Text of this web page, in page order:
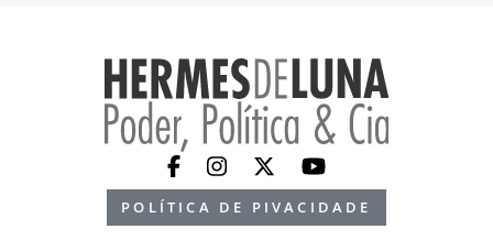
POLÍTICA DE PIVACIDADE